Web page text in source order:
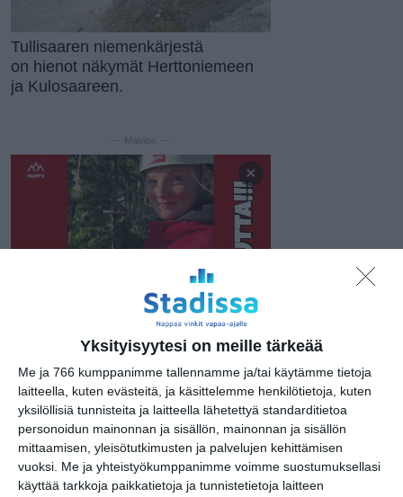
Yksityisyytesi on meille tärkeää
Me ja 766 kumppanimme tallennamme ja/tai käytämme tietoja
laitteella, kuten evästeitä, ja käsittelemme henkilötietoja, kuten
yksilöllisiä tunnisteita ja laitteella lähetettyä standarditietoa
personoidun mainonnan ja sisällön, mainonnan ja sisällön
mittaamisen, yleisötutkimusten ja palvelujen kehittämisen
vuoksi. Me ja yhteistyökumppanimme voimme suostumuksellasi
käyttää tarkkoja paikkatietoja ja tunnistetietoja laitteen
Tullisaaren niemenkärjestä
on hienot näkymät Herttoniemeen
ja Kulosaareen.
— Mainos —
×
— Sisältö jatkuu —